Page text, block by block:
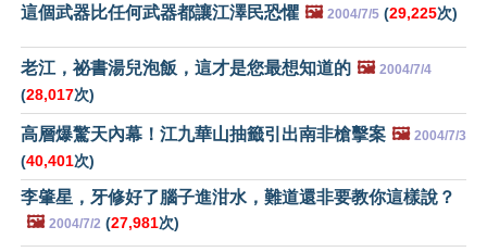
這個武器比任何武器都讓江澤民恐懼 🖼️ 2004/7/5 (29,225次)
老江，祕書湯兒泡飯，這才是您最想知道的 🖼️ 2004/7/4
(28,017次)
高層爆驚天內幕！江九華山抽籤引出南非槍擊案 🖼️ 2004/7/3
(40,401次)
李肇星，牙修好了腦子進泔水，難道還非要教你這樣說？
🖼️ 2004/7/2 (27,981次)